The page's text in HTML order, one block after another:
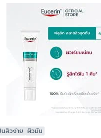
นสิวง่าย ผิวมัน